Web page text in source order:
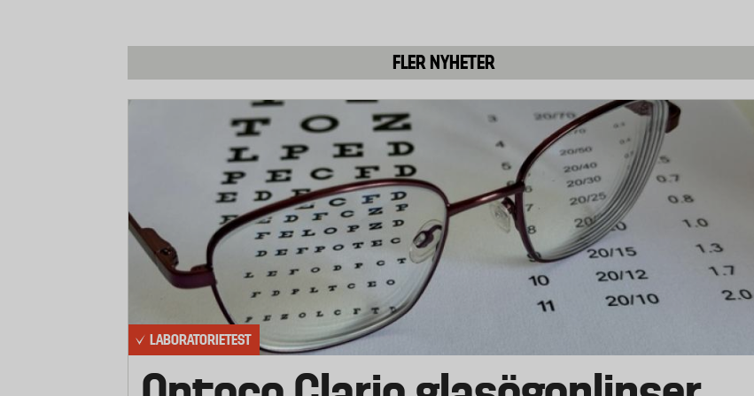
spelkonsol, walkie talkie, motordriven leksak.
Hög effektförbrukning (elektisk tandborste)
Batteriet laddas ur med 500 mA under två minuter var 15 minut. Testet upprepas till dess att
slutspänningen är 0,8 V.
Exempel på apparater med hög effektförbrukning är elektrisk tandborste, LED-ficklampa,
digitalkamera.
Applikationerna i testet har uppdaterats utifrån statistik över hushållens användning av
icke uppladdningsbara AA-batterier. Merparten av icke uppladdningsbara AA-batterier
används i apparater med mycket låg till medelhög förbrukning. Apparater med mycket hög
förbrukning använder nästan uteslutande uppladdningsbara specialbatterier
(tillverkarspecifika). Tidigare testers applikation för mycket hög förbrukning har därför
effektförbrukning.
FLER NYHETER
LABORATORIETEST